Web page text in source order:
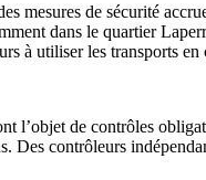
mesures de sécurité
dans le quartier
à utiliser les transports
l’objet de contrôles
contrôleurs